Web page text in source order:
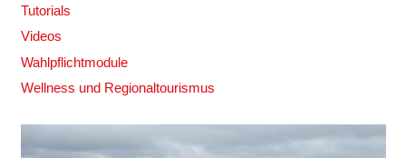
Tutorials
Videos
Wahlpflichtmodule
Wellness und Regionaltourismus